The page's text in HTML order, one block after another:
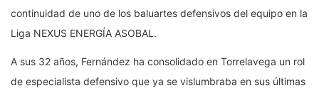
continuidad de uno de los baluartes defensivos del equipo en la
Liga NEXUS ENERGÍA ASOBAL.
A sus 32 años, Fernández ha consolidado en Torrelavega un rol
de especialista defensivo que ya se vislumbraba en sus últimas